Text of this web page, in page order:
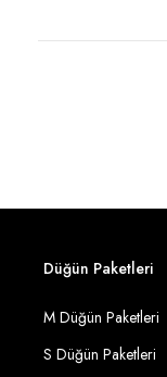
Düğün Paketleri
M Düğün Paketleri
S Düğün Paketleri